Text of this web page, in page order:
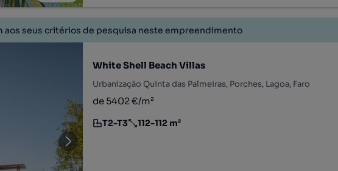
aos seus critérios de pesquisa neste empreendimento
White Shell Beach Villas
Urbanização Quinta das Palmeiras, Porches, Lagoa, Faro
de 5402 €/m²
Tipologia
T2-T3
Preço por metro quadrado
112-112 m²